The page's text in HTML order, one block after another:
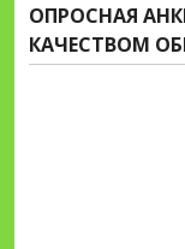
ОПРОСНАЯ
КАЧЕСТВОМ